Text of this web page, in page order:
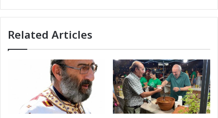
ζωντανό
αρχείο»
Related Articles